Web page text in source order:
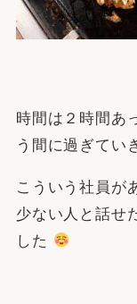
時間は２時間あ
う間に過ぎてい
こういう社員が
少ない人と話せ
した